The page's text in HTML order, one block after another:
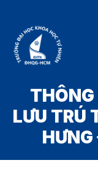
LƯU TRÚ